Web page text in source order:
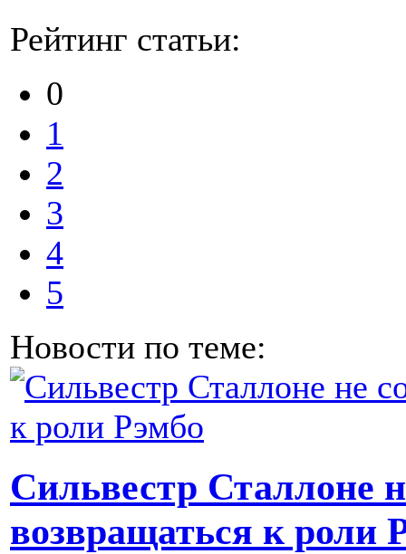
Рейтинг статьи:
0
1
2
3
4
5
Новости по теме:
Сильвестр Сталлоне
возвращаться к роли